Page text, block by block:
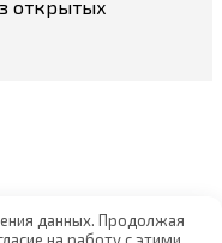
открытых
данных. Продолжая